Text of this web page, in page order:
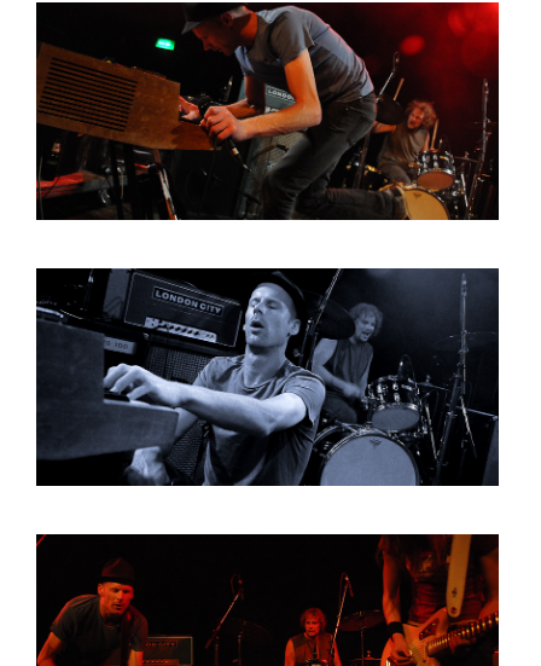
MARTSEN HUT
ARSEN TSKHAY
ERYN BOSMA
ESTHER
ELINE KAMMINGA
KAREN SAAMAN
ARNOUD HEIKENS